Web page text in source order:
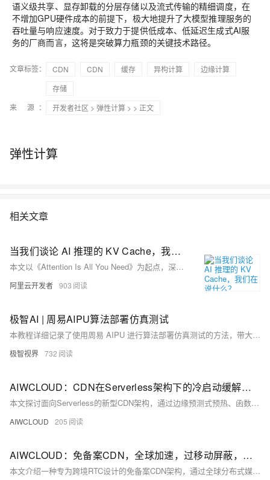
语义级共享、显存卸载的分层存储以及流式传输的精细调度，在
不增加GPU硬件成本的前提下，极大地提升了大模型推理服务的
吞吐量与响应速度。对于致力于提供低成本、低延迟生成式AI服
务的厂商而言，这将是突破算力瓶颈的关键技术路径。
文章标签： CDN CDN 缓存 异构计算
边缘计算
存储
来 源：
开发者社区 > 弹性计算 > > 正文
弹性计算
相关文章
当我们谈论 AI 推理的 KV Cache，我们在说什么？
本文以《Attention Is All You Need》为起点，深入浅出地解析了 Transformer 架构的核心思想与技术细节。
阿里云开发者 903
极智AI | 周易AIPU算法部署仿真测试
本教程详细记录了使用周易 AIPU 进行算法部署仿真测试的方法，带大家尝尝鲜。
极智视界 732
AIWCLOUD：CDN在Serverless架构下的冷启动缓解与边缘函数编排技术
本文探讨面向Serverless的新型CDN架构，通过边缘预测式预热、函数快照分发与分布式状态协调，将冷启动延迟从数百毫秒压缩至微秒级，推动CDN从静态缓存迈向动态计算编排。（239字）
AIWCLOUD 205
AIWCLOUD：免备案CDN，全球加速，过移动屏蔽，大陆节点免备，在跨境视频会议
本文介绍一种专为跨境RTC设计的免备案CDN架构，通过全球分布式媒体中继、智能选路、ULPFEC前向纠错、QUIC/TCP自适应传输及DTLS/SRTP加密，在无需备案前提下实现低延迟、高可靠、抗屏蔽的音视频传输。